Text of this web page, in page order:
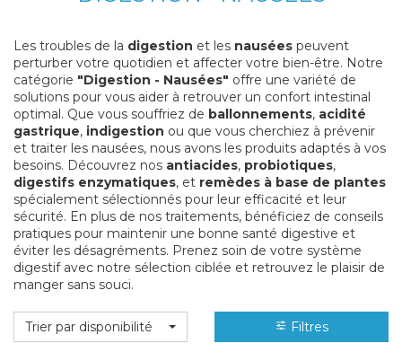
Les troubles de la digestion et les nausées peuvent
perturber votre quotidien et affecter votre bien-être. Notre
catégorie "Digestion - Nausées" offre une variété de
solutions pour vous aider à retrouver un confort intestinal
optimal. Que vous souffriez de ballonnements, acidité
gastrique, indigestion ou que vous cherchiez à prévenir
et traiter les nausées, nous avons les produits adaptés à vos
besoins. Découvrez nos antiacides, probiotiques,
digestifs enzymatiques, et remèdes à base de plantes
spécialement sélectionnés pour leur efficacité et leur
sécurité. En plus de nos traitements, bénéficiez de conseils
pratiques pour maintenir une bonne santé digestive et
éviter les désagréments. Prenez soin de votre système
digestif avec notre sélection ciblée et retrouvez le plaisir de
manger sans souci.
Trier par disponibilité Filtres